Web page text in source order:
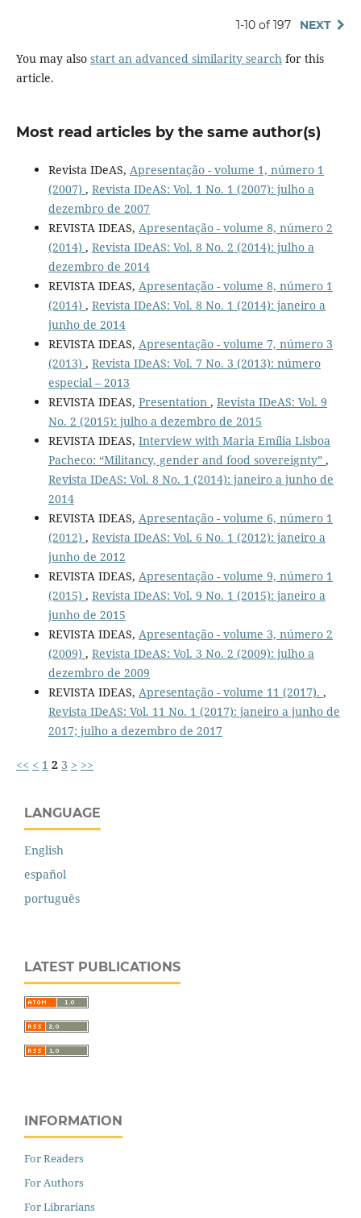
1-10 of 197 NEXT
You may also start an advanced similarity searchfor this
article.
Most read articles by the same author(s)
Revista IDeAS, Apresentação - volume 1, número 1
(2007) , Revista IDeAS: Vol. 1 No. 1 (2007): julho a
dezembro de 2007
REVISTA IDEAS, Apresentação - volume 8, número 2
(2014) , Revista IDeAS: Vol. 8 No. 2 (2014): julho a
dezembro de 2014
REVISTA IDEAS, Apresentação - volume 8, número 1
(2014) , Revista IDeAS: Vol. 8 No. 1 (2014): janeiro a
junho de 2014
REVISTA IDEAS, Apresentação - volume 7, número 3
(2013) , Revista IDeAS: Vol. 7 No. 3 (2013): número
especial – 2013
REVISTA IDEAS, Presentation , Revista IDeAS: Vol. 9
No. 2 (2015): julho a dezembro de 2015
REVISTA IDEAS, Interview with Maria Emília Lisboa
Pacheco: “Militancy, gender and food sovereignty” ,
Revista IDeAS: Vol. 8 No. 1 (2014): janeiro a junho de
2014
REVISTA IDEAS, Apresentação - volume 6, número 1
(2012) , Revista IDeAS: Vol. 6 No. 1 (2012): janeiro a
junho de 2012
REVISTA IDEAS, Apresentação - volume 9, número 1
(2015) , Revista IDeAS: Vol. 9 No. 1 (2015): janeiro a
junho de 2015
REVISTA IDEAS, Apresentação - volume 3, número 2
(2009) , Revista IDeAS: Vol. 3 No. 2 (2009): julho a
dezembro de 2009
REVISTA IDEAS, Apresentação - volume 11 (2017). ,
Revista IDeAS: Vol. 11 No. 1 (2017): janeiro a junho de
2017; julho a dezembro de 2017
<< < 1 2 3 > >>
LANGUAGE
English
español
português
LATEST PUBLICATIONS
INFORMATION
For Readers
For Authors
For Librarians